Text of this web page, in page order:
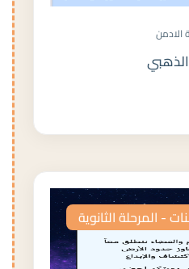
الادمن
- المرحلة الثانوية